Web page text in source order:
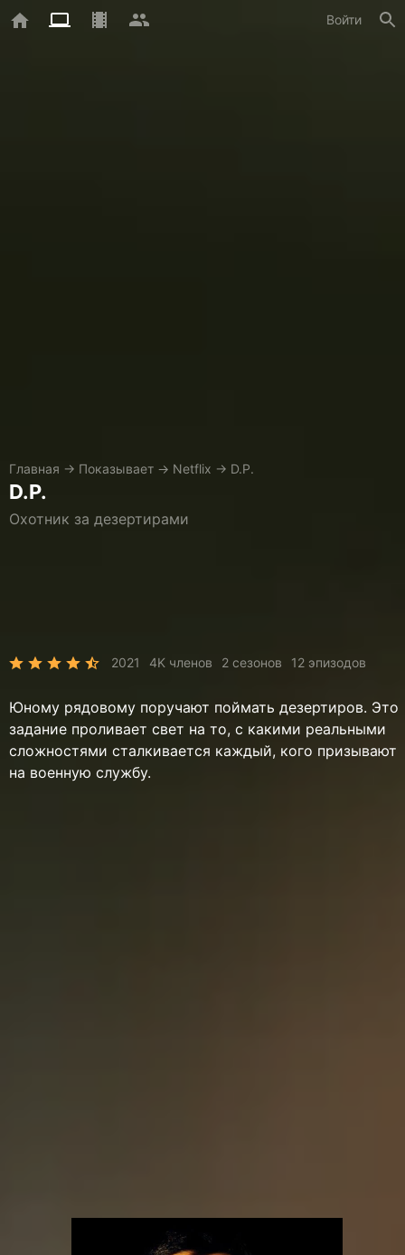
Войти
Главная → Показывает → Netflix → D.P.
D.P.
Охотник за дезертирами
2021 4K членов 2 сезонов 12 эпизодов
Юному рядовому поручают поймать дезертиров. Это
задание проливает свет на то, с какими реальными
сложностями сталкивается каждый, кого призывают
на военную службу.